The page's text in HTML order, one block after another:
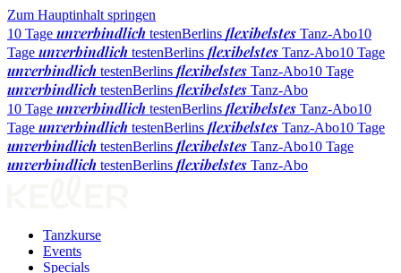
Zum Hauptinhalt springen
10 Tage unverbindlich testenBerlins flexibelstes Tanz-Abo10
Tage unverbindlich testenBerlins flexibelstes Tanz-Abo10 Tage
unverbindlich testenBerlins flexibelstes Tanz-Abo10 Tage
unverbindlich testenBerlins flexibelstes Tanz-Abo
10 Tage unverbindlich testenBerlins flexibelstes Tanz-Abo10
Tage unverbindlich testenBerlins flexibelstes Tanz-Abo10 Tage
unverbindlich testenBerlins flexibelstes Tanz-Abo10 Tage
unverbindlich testenBerlins flexibelstes Tanz-Abo
Tanzkurse
Events
Specials